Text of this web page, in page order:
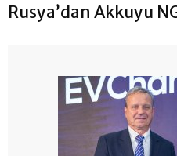
Rusya’dan Akkuyu